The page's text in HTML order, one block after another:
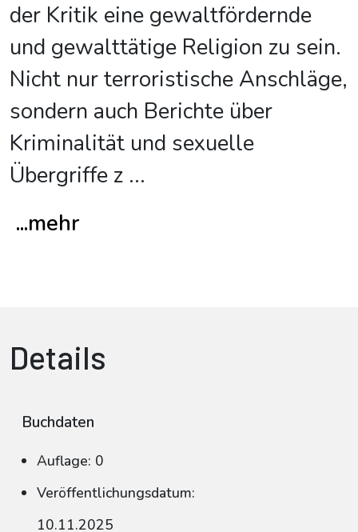
der Kritik eine gewaltfördernde
und gewalttätige Religion zu sein.
Nicht nur terroristische Anschläge,
sondern auch Berichte über
Kriminalität und sexuelle
Übergriffe z ...
...mehr
Details
Buchdaten
Auflage: 0
Veröffentlichungsdatum:
10.11.2025